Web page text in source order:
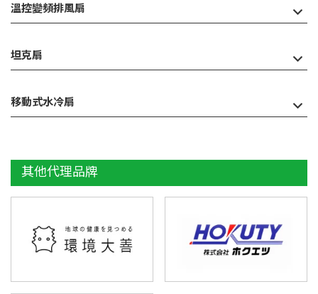
溫控變頻排風扇
坦克扇
移動式水冷扇
其他代理品牌